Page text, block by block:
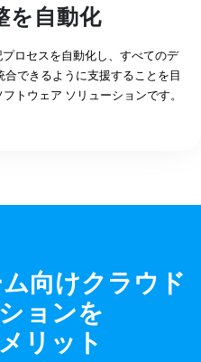
を自動化
ロセスを自動化し、すべてのデ
できるように支援することを目
トウェア ソリューションです。
向けクラウド
ョンを
リット